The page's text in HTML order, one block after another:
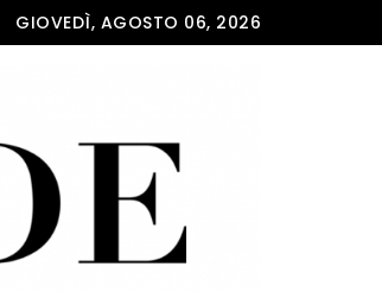
GIOVEDÌ, AGOSTO 06, 2026